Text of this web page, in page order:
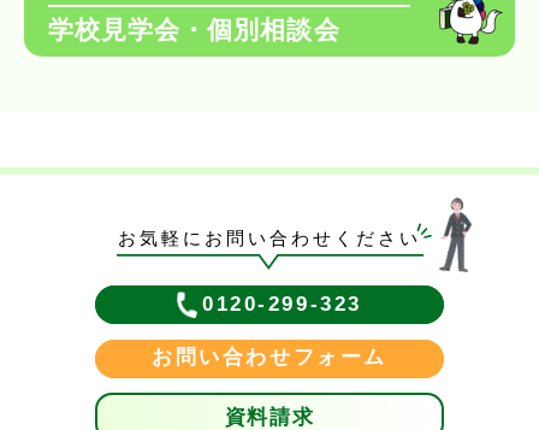
学校見学会・個別相談会
お気軽にお問い合わせください
0120-299-323
お問い合わせフォーム
資料請求